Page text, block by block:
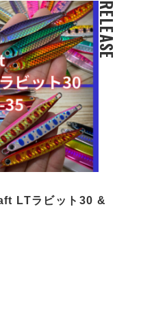
RELEASE
LTラビット30 &